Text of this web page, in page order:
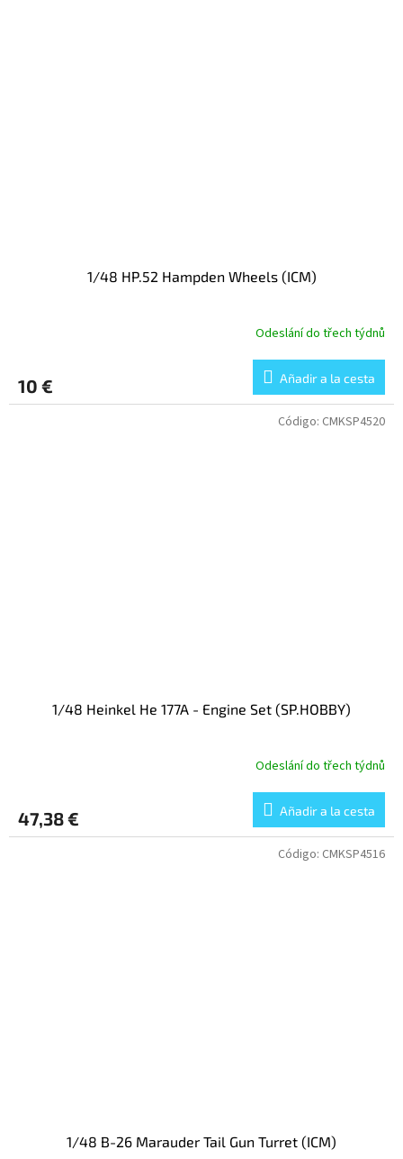
1/48 HP.52 Hampden Wheels (ICM)
Odeslání do třech týdnů
10 € Añadir a la cesta
1/48 Heinkel He 177A - Engine Set (SP.HOBBY)
Odeslání do třech týdnů
47,38 € Añadir a la cesta
Código: CMKSP4520
1/48 B-26 Marauder Tail Gun Turret (ICM)
Código: CMKSP4516